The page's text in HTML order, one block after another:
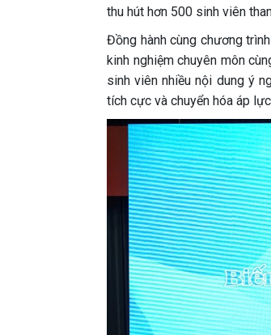
thu hút hơn 500 sinh viên
Đồng hành cùng chương
kinh nghiệm chuyên môn
sinh viên nhiều nội dung ý
tích cực và chuyển hóa áp